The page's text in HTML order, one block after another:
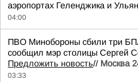
аэропортах Геленджика и
04:00
ПВО Минобороны сбили три
сообщил мэр столицы Сергей
Предложить новость// Москва
03:33